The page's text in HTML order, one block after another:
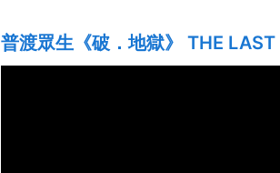
普渡眾生《破．地獄》 THE